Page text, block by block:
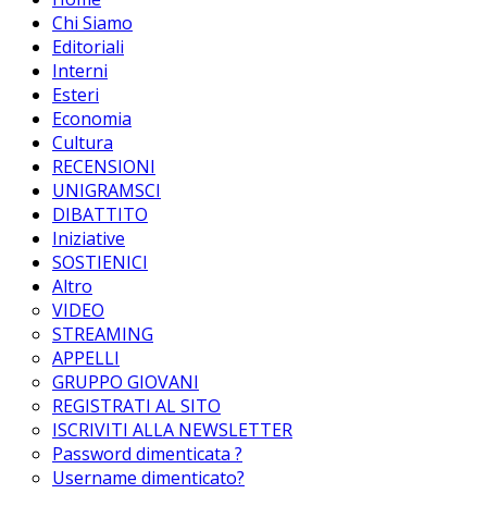
Chi Siamo
Editoriali
Interni
Esteri
Economia
Cultura
RECENSIONI
UNIGRAMSCI
DIBATTITO
Iniziative
SOSTIENICI
Altro
VIDEO
STREAMING
APPELLI
GRUPPO GIOVANI
REGISTRATI AL SITO
ISCRIVITI ALLA NEWSLETTER
Password dimenticata ?
Username dimenticato?